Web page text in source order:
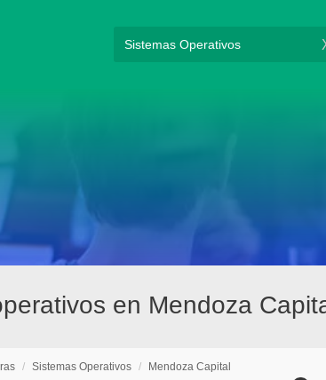
en Mendoza
/ Sistemas Operativos / Mendoza Capital